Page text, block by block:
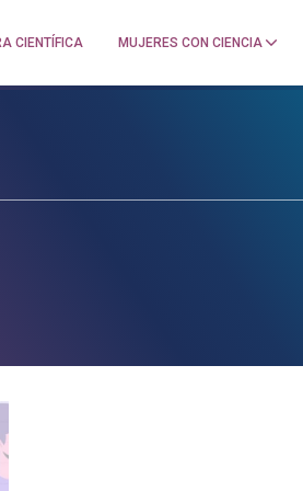
CIENTÍFICA MUJERES CON CIENCIA